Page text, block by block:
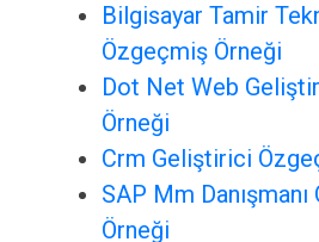
Bilgisayar Tamir
Özgeçmiş Örneği
Dot Net Web
Örneği
Crm Geliştirici
SAP Mm
Örneği